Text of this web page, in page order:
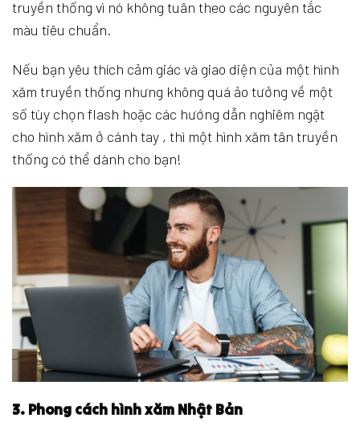
truyền thống vì nó không tuân theo các nguyên tắc
màu tiêu chuẩn.
Nếu bạn yêu thích cảm giác và giao diện của một hình
xăm truyền thống nhưng không quá ảo tưởng về một
số tùy chọn flash hoặc các hướng dẫn nghiêm ngặt
cho hình xăm ở cánh tay , thì một hình xăm tân truyền
thống có thể dành cho bạn!
3. Phong cách hình xăm Nhật Bản